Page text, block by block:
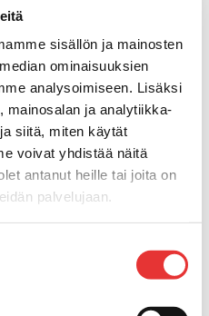
sisällön ja mainosten
ominaisuuksien
analysoimiseen. Lisäksi
mainosalan ja analytiikka-
siitä, miten käytät
voivat yhdistää näitä
antanut heille tai joita on
palvelujaan.
2026
ja -tarvikkeet